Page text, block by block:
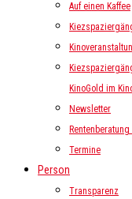
Auf einen Kaffee
KinoGold im
Newsletter
Termine
Person
Transparenz